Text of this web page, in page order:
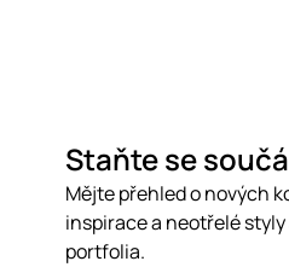
Staňte se
Mějte přehled o nových
inspirace a neotřelé
portfolia.